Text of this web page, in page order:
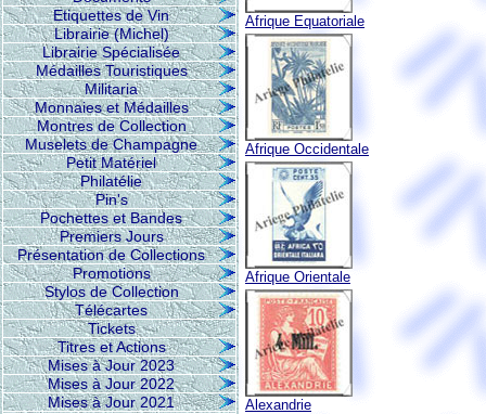
Etiquettes de Vin
Librairie (Michel)
Librairie Spécialisée
Médailles Touristiques
Militaria
Monnaies et Médailles
Montres de Collection
Muselets de Champagne
Petit Matériel
Philatélie
Pin's
Pochettes et Bandes
Premiers Jours
Présentation de Collections
Promotions
Stylos de Collection
Télécartes
Tickets
Titres et Actions
Mises à Jour 2023
Mises à Jour 2022
Mises à Jour 2021
Afrique Equatoriale
Afrique Occidentale
Afrique Orientale
Alexandrie